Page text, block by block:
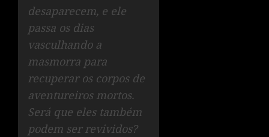
desaparecem, e ele
passa os dias
vasculhando a
masmorra para
recuperar os corpos de
aventureiros mortos.
Será que eles também
podem ser revividos?